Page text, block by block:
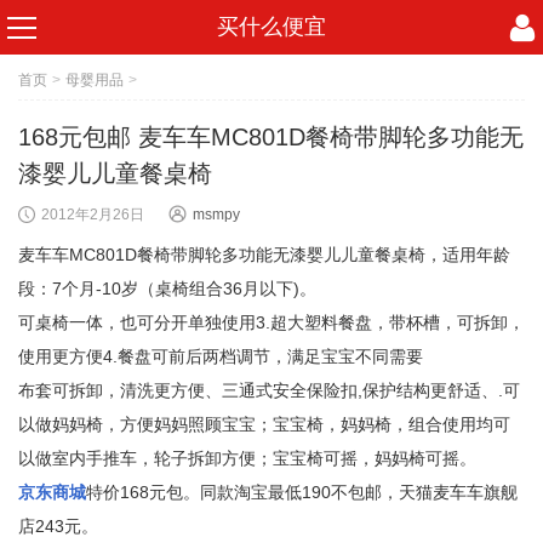
买什么便宜
首页 > 母婴用品 >
168元包邮 麦车车MC801D餐椅带脚轮多功能无
漆婴儿儿童餐桌椅
2012年2月26日 msmpy
麦车车MC801D餐椅带脚轮多功能无漆婴儿儿童餐桌椅，适用年龄
段：7个月-10岁（桌椅组合36月以下)。
可桌椅一体，也可分开单独使用3.超大塑料餐盘，带杯槽，可拆卸，
使用更方便4.餐盘可前后两档调节，满足宝宝不同需要
布套可拆卸，清洗更方便、三通式安全保险扣,保护结构更舒适、.可
以做妈妈椅，方便妈妈照顾宝宝；宝宝椅，妈妈椅，组合使用均可
以做室内手推车，轮子拆卸方便；宝宝椅可摇，妈妈椅可摇。
京东商城特价168元包。同款淘宝最低190不包邮，天猫麦车车旗舰
店243元。